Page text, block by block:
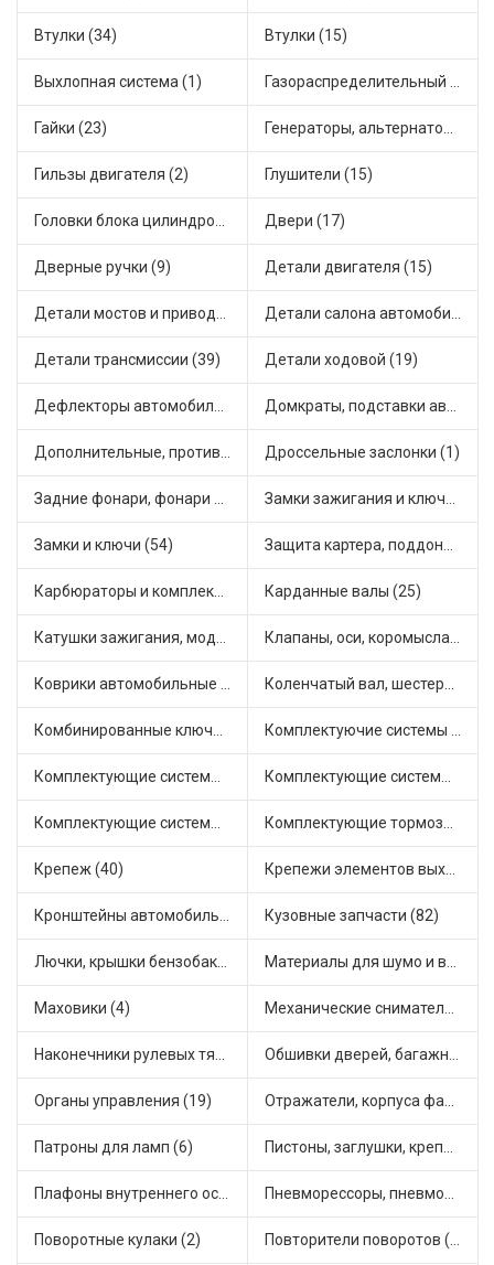
Втулки (34) Втулки (15)
Выхлопная система (1) Газораспределительный механизм (2)
Гайки (23) Генераторы, альтернаторы и комплектующие (48)
Гильзы двигателя (2) Глушители (15)
Головки блока цилиндров (2) Двери (17)
Дверные ручки (9) Детали двигателя (15)
Детали мостов и привода трансмиссии (58) Детали салона автомобиля (47)
Детали трансмиссии (39) Детали ходовой (19)
Дефлекторы автомобильные (4) Домкраты, подставки автомобильные (1)
Дополнительные, противотуманные фары (2) Дроссельные заслонки (1)
Задние фонари, фонари видимости (5) Замки зажигания и ключи (11)
Замки и ключи (54) Защита картера, поддона, КПП (3)
Карбюраторы и комплектующие (32) Карданные валы (25)
Катушки зажигания, модули зажигания (3) Клапаны, оси, коромысла (14)
Коврики автомобильные (7) Коленчатый вал, шестерни коленчатого вала (9)
Комбинированные ключи (3) Комплектуючие системы стеклоочистителя (9)
Комплектующие системы выпуска отработавших газов (10) Комплектующие системы отопления (25)
Комплектующие системы питания (12) Комплектующие тормозной системы (22)
Крепеж (40) Крепежи элементов выхлопной системы (5)
Кронштейны автомобильные (4) Кузовные запчасти (82)
Лючки, крышки бензобака (6) Материалы для шумо и виброизоляции (1)
Маховики (4) Механические сниматели (1)
Наконечники рулевых тяг (30) Обшивки дверей, багажника, потолков, накладки салона (36)
Органы управления (19) Отражатели, корпуса фар и фонарей (1)
Патроны для ламп (6) Пистоны, заглушки, крепежные элементы (12)
Плафоны внутреннего освещения (1) Пневморессоры, пневмоподушки (1)
Поворотные кулаки (2) Повторители поворотов (10)